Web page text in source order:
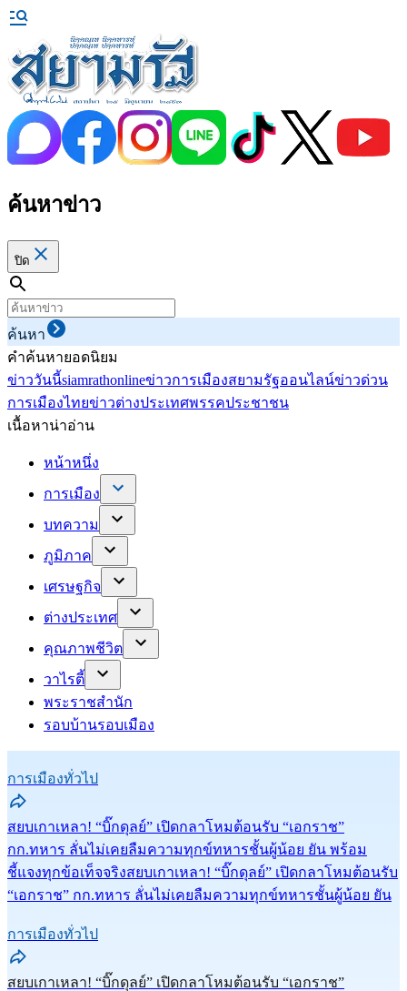
ค้นหาข่าว
ปิด
ค้นหา
คำค้นหายอดนิยม
ข่าววันนี้siamrathonlineข่าวการเมืองสยามรัฐออนไลน์ข่าวด่วน
การเมืองไทยข่าวต่างประเทศพรรคประชาชน
เนื้อหาน่าอ่าน
หน้าหนึ่ง
การเมือง
บทความ
ภูมิภาค
เศรษฐกิจ
ต่างประเทศ
คุณภาพชีวิต
วาไรตี้
พระราชสำนัก
รอบบ้านรอบเมือง
การเมืองทั่วไป
สยบเกาเหลา! “บิ๊กดุลย์” เปิดกลาโหมต้อนรับ “เอกราช”
กก.ทหาร ลั่นไม่เคยลืมความทุกข์ทหารชั้นผู้น้อย ยัน พร้อม
ชี้แจงทุกข้อเท็จจริงสยบเกาเหลา! “บิ๊กดุลย์” เปิดกลาโหมต้อนรับ
“เอกราช” กก.ทหาร ลั่นไม่เคยลืมความทุกข์ทหารชั้นผู้น้อย ยัน
การเมืองทั่วไป
สยบเกาเหลา! “บิ๊กดุลย์” เปิดกลาโหมต้อนรับ “เอกราช”